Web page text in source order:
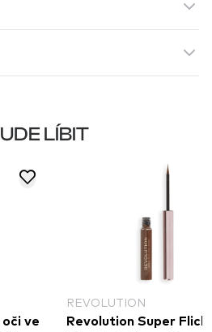
LÍBIT
oči ve
REVOLUTION
Revolution Super Flick